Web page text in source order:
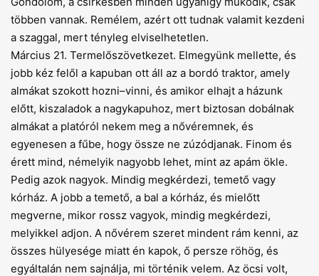
többen vannak. Remélem, azért ott tudnak valamit kezdeni
a szaggal, mert tényleg elviselhetetlen.
Március 21. Termelőszövetkezet. Elmegyünk mellette, és
jobb kéz fe­lől a kapuban ott áll az a bordó traktor, amely
almákat szokott hozni–vinni, és amikor elhajt a házunk
előtt, kiszaladok a nagykapuhoz, mert biztosan dobálnak
almákat a platóról nekem meg a nővéremnek, és
egyenesen a fű­be, hogy össze ne zúzódjanak. Finom és
érett mind, némelyik nagyobb lehet, mint az apám ökle.
Pedig azok nagyok. Mindig megkérdezi, temető vagy
kórház. A jobb a temető, a bal a kórház, és mielőtt
megverne, mikor rossz vagyok, mindig megkérdezi,
melyikkel adjon. A nővérem szeret mindent rám kenni, az
összes hülyesége miatt én kapok, ő persze röhög, és
egyáltalán nem sajnálja, mi történik velem. Az öcsi volt,